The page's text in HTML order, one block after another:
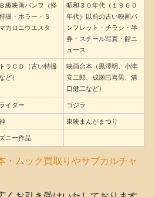
級映画パンフ（怪
撮・ホラー・Ｓ
カロニウエスタ
昭和３０年代（１９６０
年代）以前の古い映画パ
ンフレット・チラシ・半
券・スチール写真・館ニ
ュース
ラＣＤ（古い特撮
ど）
映画台本（黒澤明、小津
安二郎、成瀬巳喜男、溝
口健二など）
イダー ゴジラ
東映まんがまつり
ニー作品
・ムック買取りやサブカルチャ